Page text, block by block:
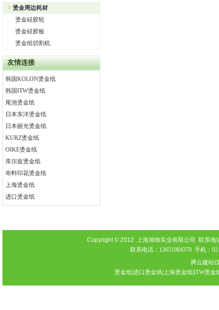
> 烫金周边耗材
烫金硅胶轮
烫金硅胶板
烫金纸切割机
友情连接
韩国KOLON烫金纸
韩国ITW烫金纸
尾池烫金纸
日本东洋烫金纸
日本丽光烫金纸
KURZ烫金纸
OIKE烫金纸
库尔兹烫金纸
布料印花烫金纸
上海烫金纸
进口烫金纸
Copyright © 2012 上海旭饰实业有限公司 联系地
联系电话：13651984378 手机：
腾云建站
烫金纸|进口烫金纸|上海烫金纸|ITW烫